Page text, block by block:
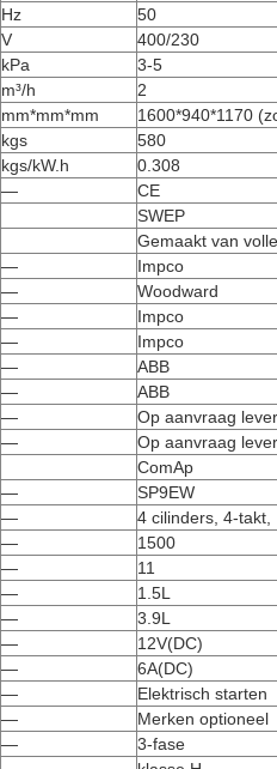
Hz
50
V
400/230
kPa
3-5
m³/h
2
mm*mm*mm
1600*940*1170
kgs
580
kgs/kW.h
0.308
—
CE
SWEP
Gemaakt van
—
Impco
—
Woodward
—
Impco
—
Impco
—
ABB
—
ABB
—
Op aanvraag
—
Op aanvraag
ComAp
—
SP9EW
—
4 cilinders, 4-
—
1500
—
11
—
1.5L
—
3.9L
—
12V(DC)
—
6A(DC)
—
Elektrisch starten
—
Merken optioneel
—
3-fase